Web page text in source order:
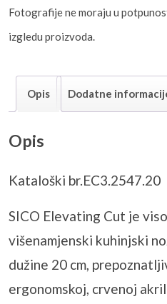
Fotografije ne moraju u
izgledu proizvoda.
Opis Dodatne
Opis
Kataloški br.EC3.2547.20
SICO Elevating Cut je
višenamjenski kuhinjski
dužine 20 cm,
ergonomskoj, crvenoj